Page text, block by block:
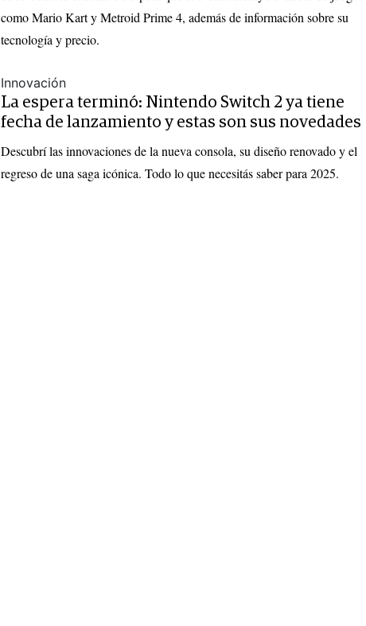
como Mario Kart y Metroid Prime 4, además de información sobre su
tecnología y precio.
Innovación
La espera terminó: Nintendo Switch 2 ya tiene
fecha de lanzamiento y estas son sus novedades
Descubrí las innovaciones de la nueva consola, su diseño renovado y el
regreso de una saga icónica. Todo lo que necesitás saber para 2025.